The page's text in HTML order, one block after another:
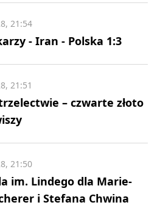
- Iran - Polska 1:3
21:54
– czwarte złoto
21:51
im. Lindego dla Marie-
i Stefana Chwina
21:50